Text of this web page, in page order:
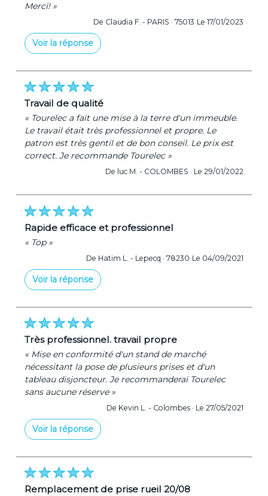
Merci! »
De Claudia F. - PARIS · 75013 Le 17/01/2023
Voir la réponse
travail de qualité
« Tourelec a fait une mise à la terre d'un immeuble.
Le travail était très professionnel et propre. Le
patron est très gentil et de bon conseil. Le prix est
correct. Je recommande Tourelec »
De luc M. - COLOMBES · Le 29/01/2022
rapide efficace et professionnel
« Top »
De Hatim L. - Lepecq · 78230 Le 04/09/2021
Voir la réponse
très professionnel. travail propre
« Mise en conformité d'un stand de marché
nécessitant la pose de plusieurs prises et d'un
tableau disjoncteur. Je recommanderai Tourelec
sans aucune réserve »
De Kevin L. - Colombes · Le 27/05/2021
Voir la réponse
remplacement de prise rueil 20/08